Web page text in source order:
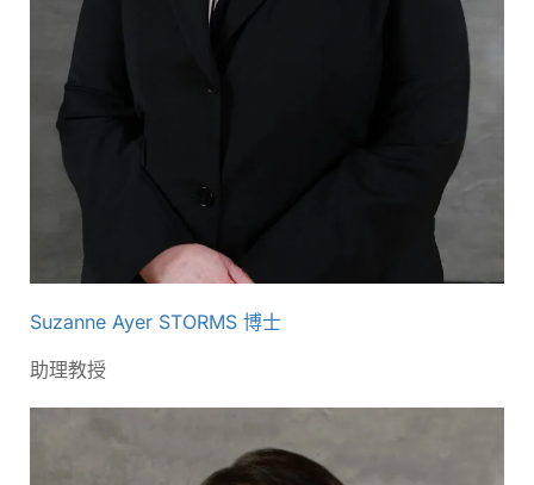
Suzanne Ayer STORMS 博士
助理教授